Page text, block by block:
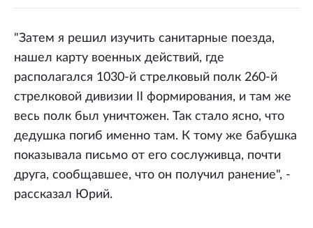
"Затем я решил изучить санитарные поезда,
нашел карту военных действий, где
располагался 1030-й стрелковый полк 260-й
стрелковой дивизии II формирования, и там же
весь полк был уничтожен. Так стало ясно, что
дедушка погиб именно там. К тому же бабушка
показывала письмо от его сослуживца, почти
друга, сообщавшее, что он получил ранение", -
рассказал Юрий.